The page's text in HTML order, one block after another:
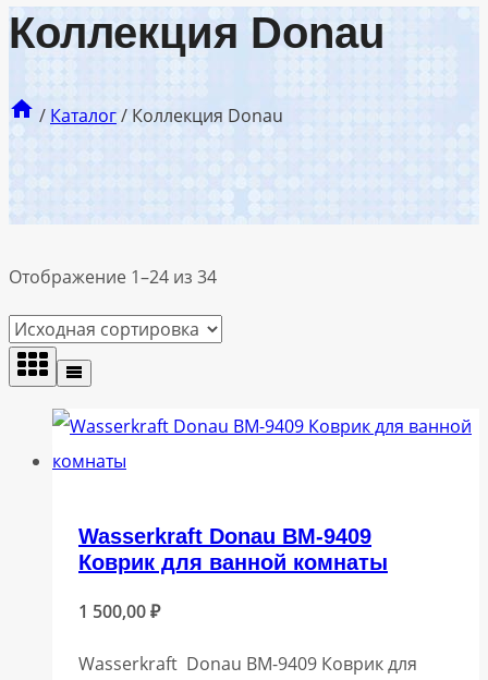
Коллекция Donau
/ Каталог/ Коллекция Donau
Отображение 1–24 из 34
Wasserkraft Donau BM-9409
Коврик для ванной комнаты
1 500,00₽
Wasserkraft Donau BM-9409 Коврик для